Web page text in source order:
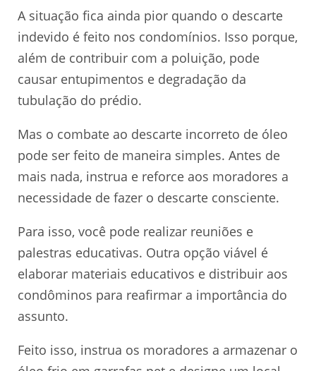
A situação fica ainda pior quando o descarte
indevido é feito nos condomínios. Isso porque,
além de contribuir com a poluição, pode
causar entupimentos e degradação da
tubulação do prédio.
Mas o combate ao descarte incorreto de óleo
pode ser feito de maneira simples. Antes de
mais nada, instrua e reforce aos moradores a
necessidade de fazer o descarte consciente.
Para isso, você pode realizar reuniões e
palestras educativas. Outra opção viável é
elaborar materiais educativos e distribuir aos
condôminos para reafirmar a importância do
assunto.
Feito isso, instrua os moradores a armazenar o